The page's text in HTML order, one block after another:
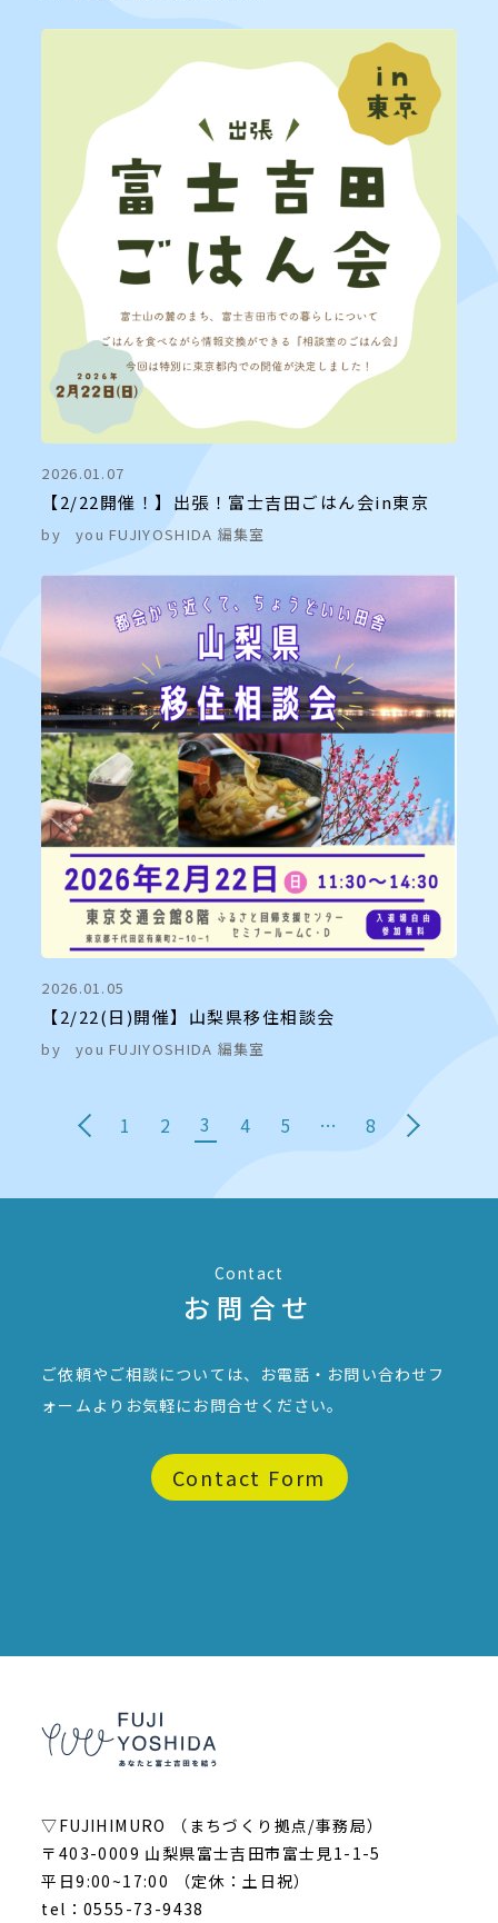
2026.01.07
【2/22開催！】出張！富士吉田ごはん会in東京
by you FUJIYOSHIDA 編集室
2026.01.05
【2/22(日)開催】山梨県移住相談会
by you FUJIYOSHIDA 編集室
1 2 3 4 5 … 8
Contact
お問合せ
ご依頼やご相談については、お電話・お問い合わせフ
ォームより お気軽にお問合せください。
Contact Form
▽FUJIHIMURO （まちづくり拠点/事務局）
〒403-0009 山梨県富士吉田市富士見1-1-5
平日9:00~17:00 （定休：土日祝）
tel：0555-73-9438